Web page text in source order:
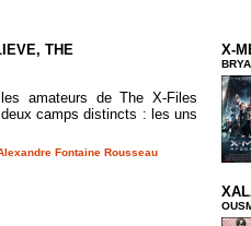
THE
amateurs de The X-Files
camps distincts : les uns
Fontaine Rousseau
X-